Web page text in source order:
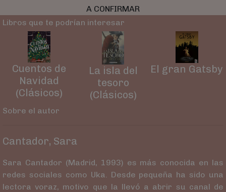
A CONFIRMAR
Libros que te podrían interesar
Cuentos de
Navidad
(Clásicos)
La isla del
tesoro
(Clásicos)
El gran Gatsby
Sobre el autor
Cantador, Sara
Sara Cantador (Madrid, 1993) es más conocida en las
redes sociales como Uka. Desde pequeña ha sido una
lectora voraz, motivo que la llevó a abrir su canal de